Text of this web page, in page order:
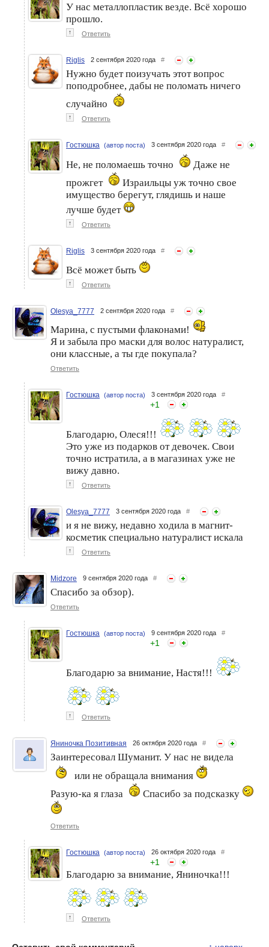
У нас металлопластик везде. Всё хорошо
прошло.
↑ Ответить
Riglis 2 сентября 2020 года #
Нужно будет поизучать этот вопрос
поподробнее, дабы не поломать ничего
случайно
↑ Ответить
Гостюшка (автор поста) 3 сентября 2020 года #
Не, не поломаешь точно
Даже не
прожгет
Израильцы уж точно свое
имущество берегут, глядишь и наше
лучше будет
↑ Ответить
Riglis 3 сентября 2020 года #
Всё может быть
↑ Ответить
Olesya_7777 2 сентября 2020 года #
Марина, с пустыми флаконами!
Я и забыла про маски для волос натуралист,
они классные, а ты где покупала?
Ответить
Гостюшка (автор поста) 3 сентября 2020 года #
+1
Благодарю, Олеся!!!
Это уже из подарков от девочек. Свои
точно истратила, а в магазинах уже не
вижу давно.
↑ Ответить
Olesya_7777 3 сентября 2020 года #
и я не вижу, недавно ходила в магнит-
косметик специально натуралист искала
↑ Ответить
Midzore 9 сентября 2020 года #
Спасибо за обзор).
Ответить
Гостюшка (автор поста) 9 сентября 2020 года #
+1
Благодарю за внимание, Настя!!!
↑ Ответить
Яниночка Позитивная 26 октября 2020 года #
Заинтересовал Шуманит. У нас не видела
или не обращала внимания
Разую-ка я глаза
Спасибо за подсказку
Ответить
Гостюшка (автор поста) 26 октября 2020 года #
+1
Благодарю за внимание, Яниночка!!!
↑ Ответить